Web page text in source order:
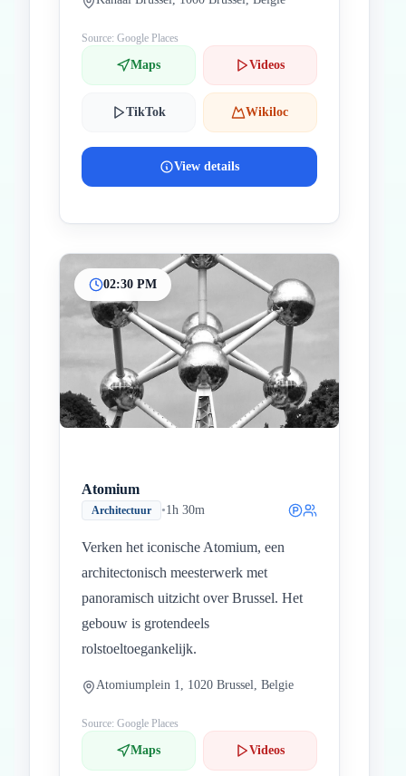
Source: Google Places
Maps Videos
TikTok Wikiloc
View details
02:30 PM
Atomium
Architectuur •1h 30m
Verken het iconische Atomium, een
architectonisch meesterwerk met
panoramisch uitzicht over Brussel. Het
gebouw is grotendeels
rolstoeltoegankelijk.
Atomiumplein 1, 1020 Brussel, Belgie
Source: Google Places
Maps Videos